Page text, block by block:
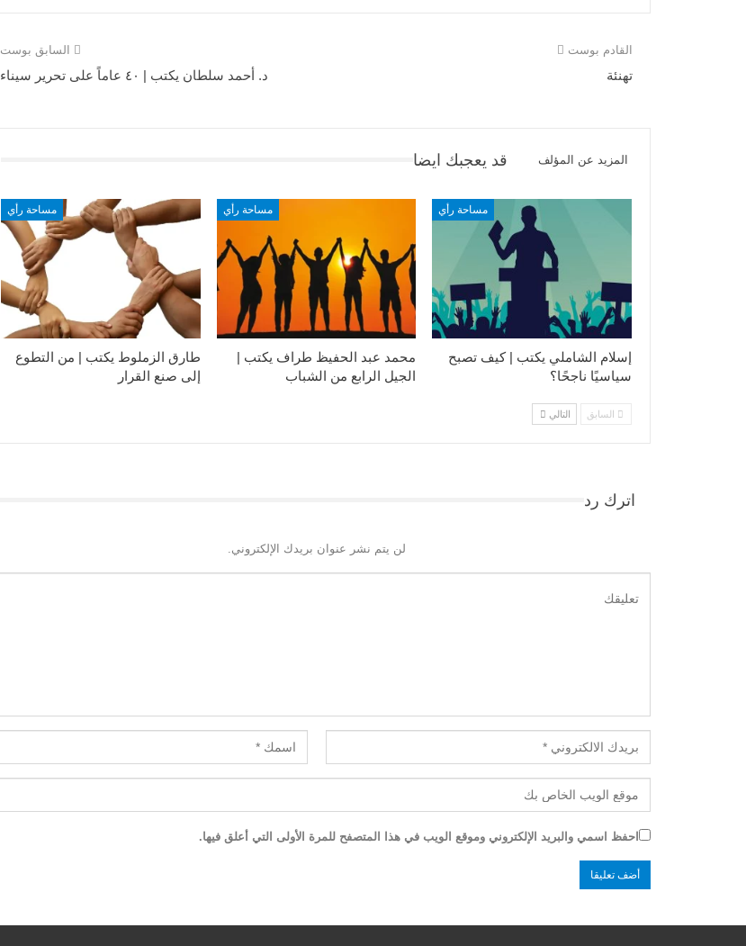
السابق بوست
د. أحمد سلطان يكتب | ٤٠ عاماً على تحرير سيناء
القادم بوست
تهنئة
قد يعجبك ايضا المزيد عن المؤلف
مساحة رأي
طارق الزملوط يكتب | من التطوع
إلى صنع القرار
مساحة رأي
محمد عبد الحفيظ طراف يكتب |
الجيل الرابع من الشباب
مساحة رأي
إسلام الشاملي يكتب | كيف تصبح
سياسيًا ناجحًا؟
السابق التالي
اترك رد
لن يتم نشر عنوان بريدك الإلكتروني.
احفظ اسمي والبريد الإلكتروني وموقع الويب في هذا المتصفح للمرة الأولى التي أعلق فيها.